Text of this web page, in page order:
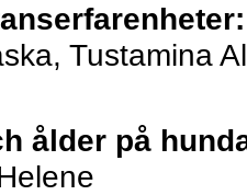
Tustamina
ålder på